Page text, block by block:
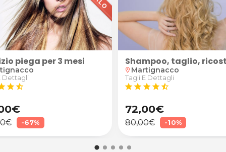
e bambini da Evoluzione Armonica
piega per 3 mesi
Dettagli
star star_half
-67%
Shampoo, taglio,
location_on Martignacco
Tagli E Dettagli
star star star star star_half
72,00€
80,00€ -10%